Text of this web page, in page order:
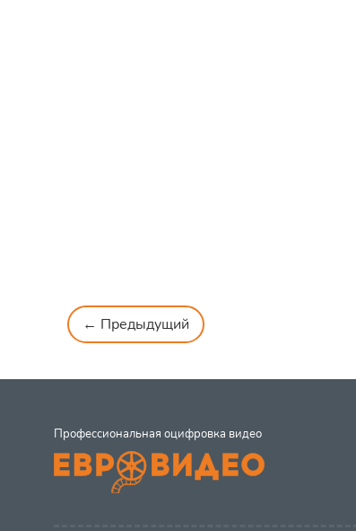
← Предыдущий
Профессиональная оцифровка видео